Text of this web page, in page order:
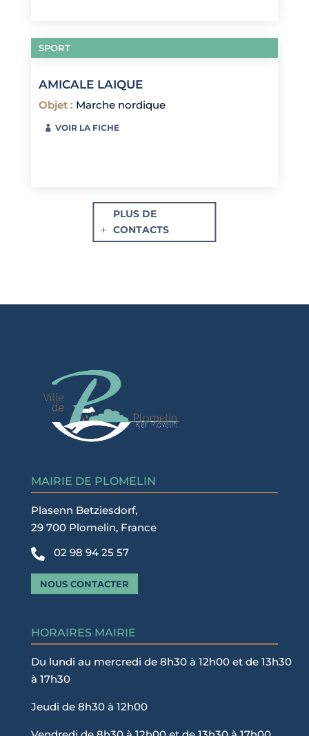
SPORT
AMICALE LAIQUE
Objet : Marche nordique
VOIR LA FICHE
PLUS DE
CONTACTS
MAIRIE DE PLOMELIN
Plasenn Betziesdorf,
29 700 Plomelin, France
 02 98 94 25 57
NOUS CONTACTER
HORAIRES MAIRIE
Du lundi au mercredi de 8h30 à 12h00 et de 13h30
à 17h30
Jeudi de 8h30 à 12h00